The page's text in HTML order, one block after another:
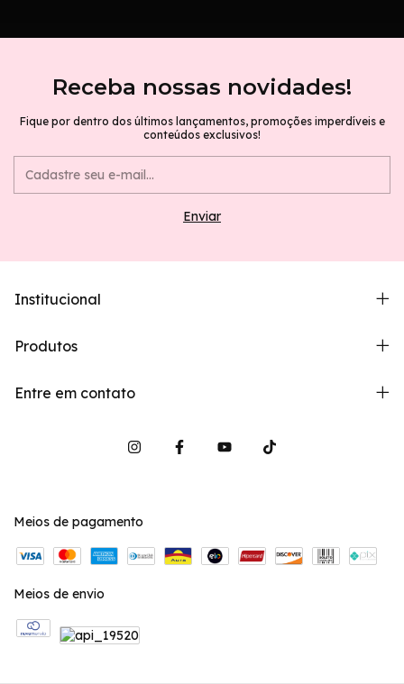
Receba nossas novidades!
Fique por dentro dos últimos lançamentos, promoções imperdíveis e
conteúdos exclusivos!
Institucional
Produtos
Entre em contato
Meios de pagamento
Meios de envio